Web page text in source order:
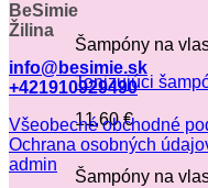
Šampóny na
Tonizujúci
11,60€
Šampóny na
BeSimie
Žilina
info@besimie.sk
+421910929490
Všeobecné obchodné
Ochrana osobných
admin